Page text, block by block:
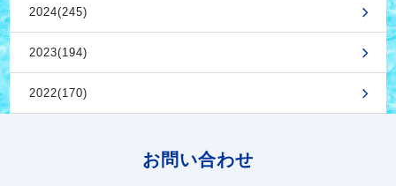
2024(245)
2023(194)
2022(170)
お問い合わせ